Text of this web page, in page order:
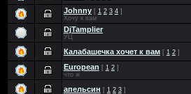
Johnny [ 1 2 3 4]
Хочу к вам
DjTamplier
УЦ
Калабашечка хочет к вам [ 1 2]
European [ 1 2]
что ж
апельсин [ 1 2 3]